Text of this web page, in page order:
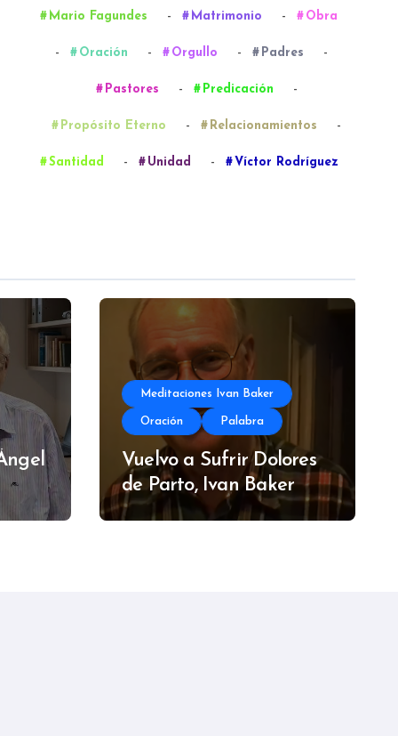
Mario Fagundes - Matrimonio - Obra
- Oración - Orgullo - Padres -
Pastores - Predicación -
Propósito Eterno - Relacionamientos -
Santidad - Unidad - Víctor Rodríguez
Meditaciones Ivan Baker
Oración Palabra
Vuelvo a Sufrir Dolores
de Parto, Ivan Baker